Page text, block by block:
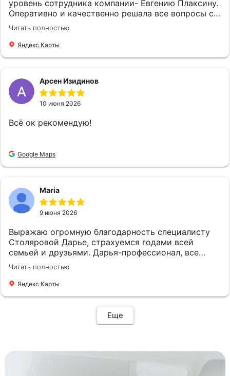
компетентного партнёра в сфере страхования.
Спасибо вам Ольга Юрьевна за вашу отличную
работу!!! Также выражаю искреннюю
благодарность и признательность всем
сотрудникам компании "Страховой Дом ДБК" за
их слаженную и профессиональную работу! С
уровень сотрудника компании- Евгению Плаксину.
Оперативно и качественно решала все вопросы с
оформлением страхового полиса. Спасибо !
Читать полностью
Яндекс Карты
Арсен Изидинов
10 июня 2026
Всё ок рекомендую!
Google Maps
Maria
9 июня 2026
Выражаю огромную благодарность специалисту
Столяровой Дарье, страхуемся годами всей
семьей и друзьями. Дарья-профессионал, все
подскажет, подберет, посоветует. Рекомендую!
Читать полностью
Яндекс Карты
Еще